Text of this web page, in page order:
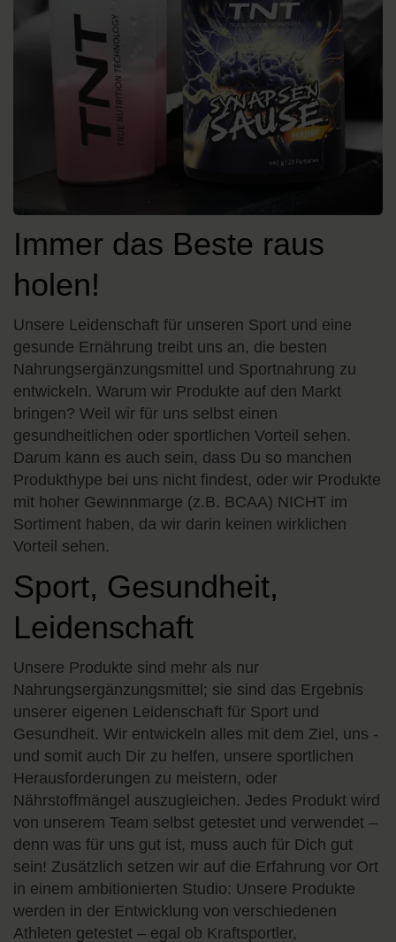
Immer das Beste raus
holen!
Unsere Leidenschaft für unseren Sport und eine
gesunde Ernährung treibt uns an, die besten
Nahrungsergänzungsmittel und Sportnahrung zu
entwickeln. Warum wir Produkte auf den Markt
bringen? Weil wir für uns selbst einen
gesundheitlichen oder sportlichen Vorteil sehen.
Darum kann es auch sein, dass Du so manchen
Produkthype bei uns nicht findest, oder wir Produkte
mit hoher Gewinnmarge (z.B. BCAA) NICHT im
Sortiment haben, da wir darin keinen wirklichen
Vorteil sehen.
Sport, Gesundheit,
Leidenschaft
Unsere Produkte sind mehr als nur
Nahrungsergänzungsmittel; sie sind das Ergebnis
unserer eigenen Leidenschaft für Sport und
Gesundheit. Wir entwickeln alles mit dem Ziel, uns -
und somit auch Dir zu helfen, unsere sportlichen
Herausforderungen zu meistern, oder
Nährstoffmängel auszugleichen. Jedes Produkt wird
von unserem Team selbst getestet und verwendet –
denn was für uns gut ist, muss auch für Dich gut
sein! Zusätzlich setzen wir auf die Erfahrung vor Ort
in einem ambitionierten Studio: Unsere Produkte
werden in der Entwicklung von verschiedenen
Athleten getestet – egal ob Kraftsportler,